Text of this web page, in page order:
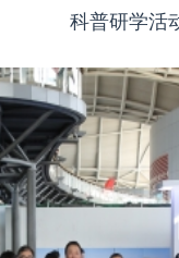
科普研学活